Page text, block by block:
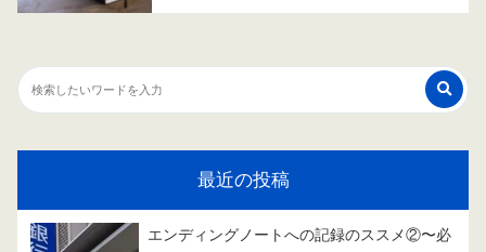
最近の投稿
エンディングノートへの記録のススメ②〜必